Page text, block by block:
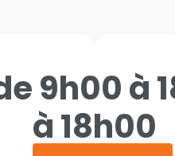
9h00 à
à 18h00